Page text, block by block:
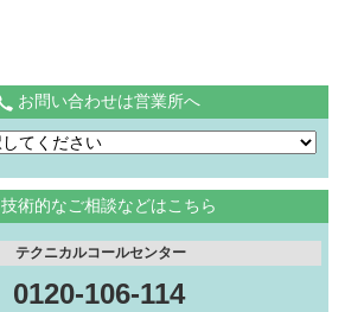
お問い合わせは営業所へ
技術的なご相談などはこちら
テクニカルコールセンター
0120-106-114